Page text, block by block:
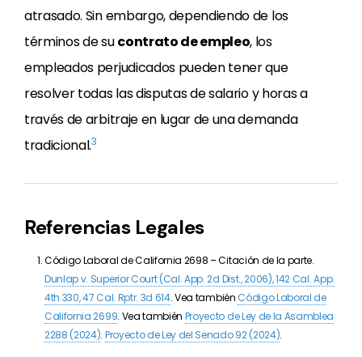
atrasado. Sin embargo, dependiendo de los
términos de sucontrato de empleo, los
empleados perjudicados pueden tener que
resolver todas las disputas de salario y horas a
través de arbitraje en lugar de una demanda
tradicional.3
Referencias Legales
Código Laboral de California 2698 –Citación de la parte.
Dunlap v. Superior Court (Cal. App. 2d Dist., 2006), 142 Cal. App.
4th 330, 47 Cal. Rptr. 3d 614. Vea también Código Laboral de
California 2699. Vea también Proyecto de Ley de la Asamblea
2288 (2024). Proyecto de Ley del Senado 92 (2024).